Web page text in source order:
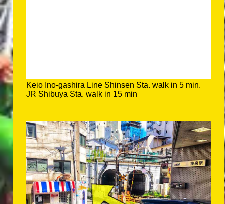
Keio Ino-gashira Line Shinsen Sta. walk in 5 min.
JR Shibuya Sta. walk in 15 min